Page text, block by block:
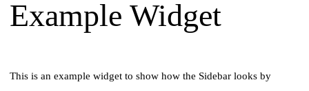
Example Widget
This is an example widget to show how the Sidebar looks by